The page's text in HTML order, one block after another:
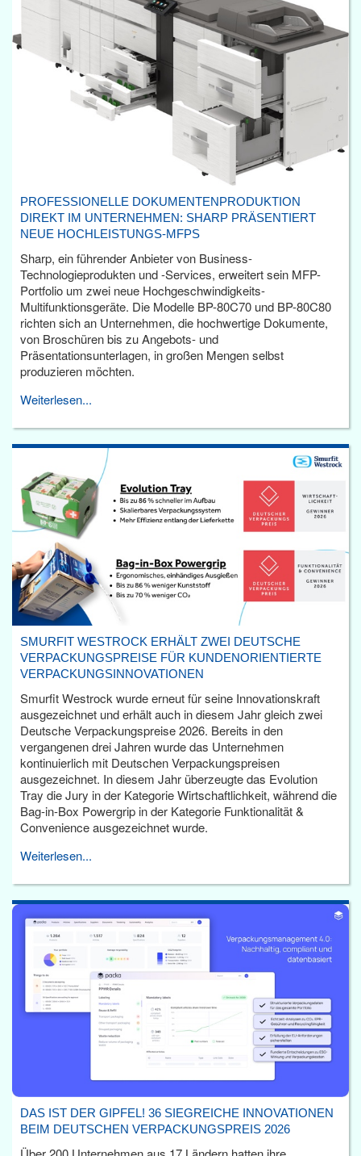
PROFESSIONELLE DOKUMENTENPRODUKTION
DIREKT IM UNTERNEHMEN: SHARP PRÄSENTIERT
NEUE HOCHLEISTUNGS-MFPS
Sharp, ein führender Anbieter von Business-
Technologieprodukten und -Services, erweitert sein MFP-
Portfolio um zwei neue Hochgeschwindigkeits-
Multifunktionsgeräte. Die Modelle BP-80C70 und BP-80C80
richten sich an Unternehmen, die hochwertige Dokumente,
von Broschüren bis zu Angebots- und
Präsentationsunterlagen, in großen Mengen selbst
produzieren möchten.
Weiterlesen...
SMURFIT WESTROCK ERHÄLT ZWEI DEUTSCHE
VERPACKUNGSPREISE FÜR KUNDENORIENTIERTE
VERPACKUNGSINNOVATIONEN
Smurfit Westrock wurde erneut für seine Innovationskraft
ausgezeichnet und erhält auch in diesem Jahr gleich zwei
Deutsche Verpackungspreise 2026. Bereits in den
vergangenen drei Jahren wurde das Unternehmen
kontinuierlich mit Deutschen Verpackungspreisen
ausgezeichnet. In diesem Jahr überzeugte das Evolution
Tray die Jury in der Kategorie Wirtschaftlichkeit, während die
Bag-in-Box Powergrip in der Kategorie Funktionalität &
Convenience ausgezeichnet wurde.
Weiterlesen...
DAS IST DER GIPFEL! 36 SIEGREICHE INNOVATIONEN
BEIM DEUTSCHEN VERPACKUNGSPREIS 2026